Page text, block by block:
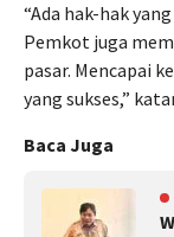
“Ada hak-hak
Pemkot juga
pasar. Mencapai
yang sukses,”
Baca Juga